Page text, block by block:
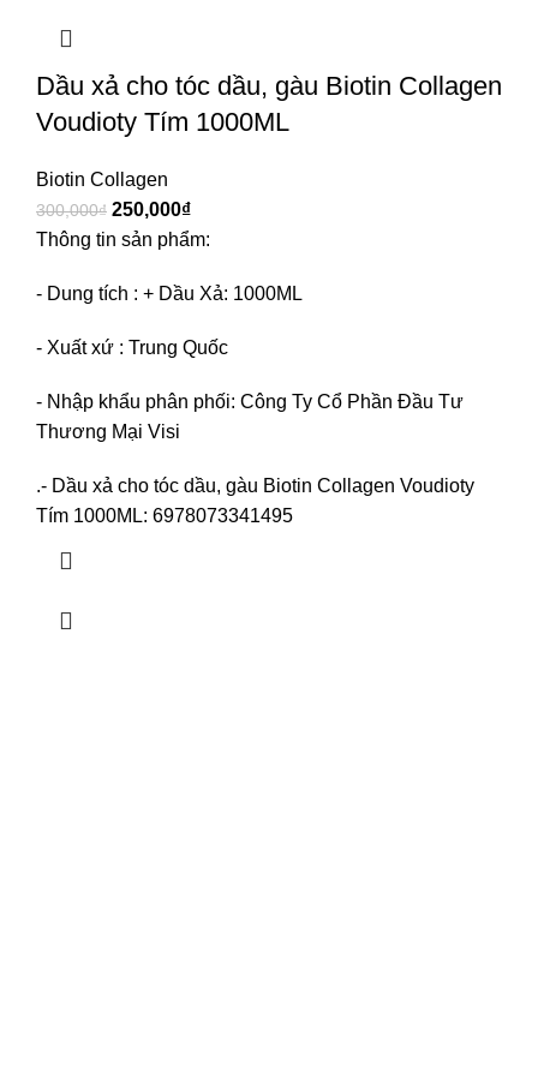
Dầu xả cho tóc dầu, gàu Biotin Collagen
Voudioty Tím 1000ML
Biotin Collagen
300,000₫ 250,000₫
Thông tin sản phẩm:
- Dung tích : + Dầu Xả: 1000ML
- Xuất xứ : Trung Quốc
- Nhập khẩu phân phối: Công Ty Cổ Phần Đầu Tư
Thương Mại Visi
.- Dầu xả cho tóc dầu, gàu Biotin Collagen Voudioty
Tím 1000ML: 6978073341495